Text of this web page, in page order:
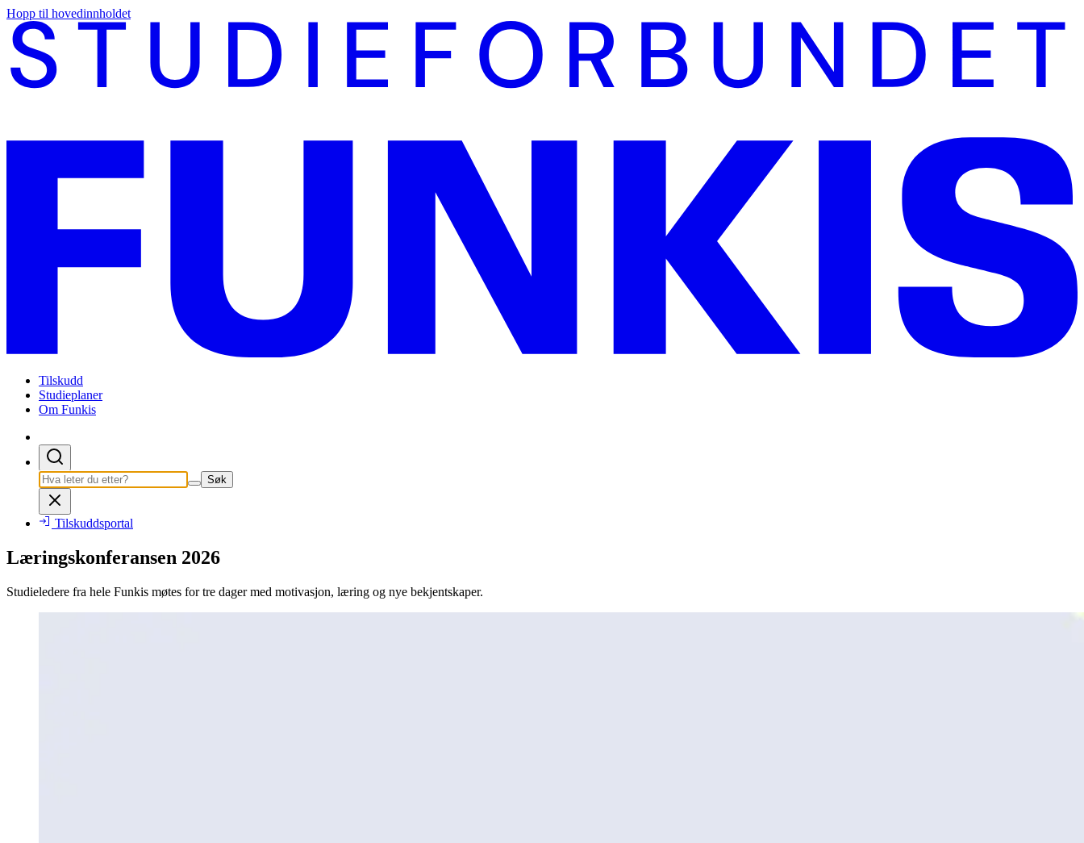
Hopp til hovedinnholdet
Tilskudd
Studieplaner
Om Funkis
Søk
Tilskuddsportal
Læringskonferansen 2026
Studieledere fra hele Funkis møtes for tre dager med motivasjon, læring og nye bekjentskaper.